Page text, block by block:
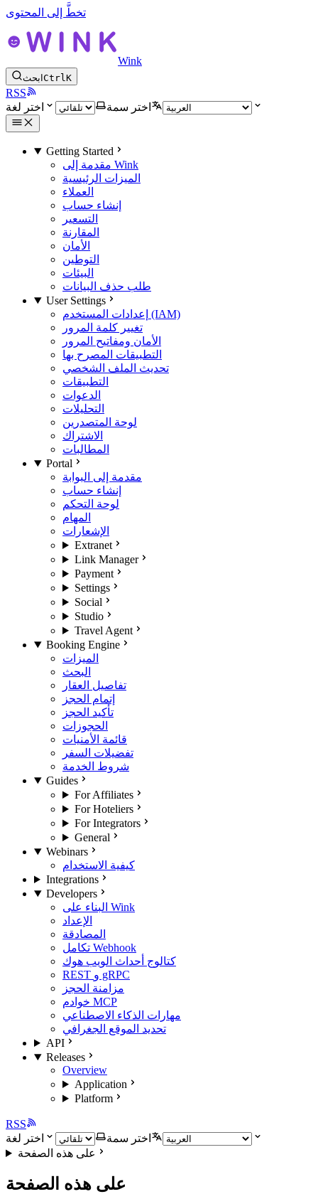
تخطَّ إلى المحتوى
Wink
ابحث CtrlK
RSS
اختر سمة
اختر لغة
Getting Started
مقدمة إلى Wink
الميزات الرئيسية
العملاء
إنشاء حساب
التسعير
المقارنة
الأمان
التوطين
البيئات
طلب حذف البيانات
User Settings
إعدادات المستخدم (IAM)
تغيير كلمة المرور
الأمان ومفاتيح المرور
التطبيقات المصرح بها
تحديث الملف الشخصي
التطبيقات
الدعوات
التحليلات
لوحة المتصدرين
الاشتراك
المطالبات
Portal
مقدمة إلى البوابة
إنشاء حساب
لوحة التحكم
المهام
الإشعارات
Extranet
Link Manager
Payment
Settings
Social
Studio
Travel Agent
Booking Engine
الميزات
البحث
تفاصيل العقار
إتمام الحجز
تأكيد الحجز
الحجوزات
قائمة الأمنيات
تفضيلات السفر
شروط الخدمة
Guides
For Affiliates
For Hoteliers
For Integrators
General
Webinars
كيفية الاستخدام
Integrations
Developers
البناء على Wink
الإعداد
المصادقة
تكامل Webhook
كتالوج أحداث الويب هوك
REST و gRPC
مزامنة الحجز
خوادم MCP
مهارات الذكاء الاصطناعي
تحديد الموقع الجغرافي
API
Releases
Overview
Application
Platform
RSS
اختر سمة
اختر لغة
على هذه الصفحة
على هذه الصفحة